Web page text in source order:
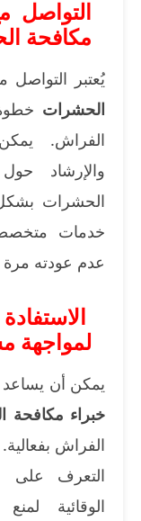
مكافحة
يُعتبر
الحشرات
الفراش.
والإرشاد
الحشرات
خدمات
عدم عودته
لمواجهة
يمكن أن
خبراء مكافحة
الفراش
التعرف على
الوقائية